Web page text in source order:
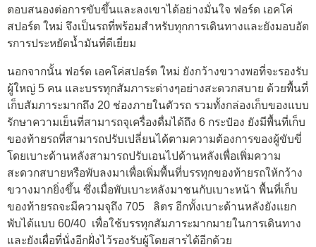
ตอบสนองต่อการขับขึ้นและลงเขาได้อย่างมั่นใจ ฟอร์ด เอคโค่
สปอร์ต ใหม่ จึงเป็นรถที่พร้อมสำหรับทุกการเดินทางและยังมอบอัต
รการประหยัดน้ำมันที่ดีเยี่ยม
นอกจากนั้น ฟอร์ด เอคโค่สปอร์ต ใหม่ ยังกว้างขวางพอที่จะรองรับ
ผู้ใหญ่ 5 คน และบรรทุกสัมภาระต่างๆอย่างสะดวกสบาย ด้วยพื้นที่
เก็บสัมภาระมากถึง 20 ช่องภายในตัวรถ รวมทั้งกล่องเก็บของแบบ
รักษาความเย็นที่สามารถจุเครื่องดื่มได้ถึง 6 กระป๋อง ยังมีพื้นที่เก็บ
ของท้ายรถที่สามารถปรับเปลี่ยนได้ตามความต้องการของผู้ขับขี่
โดยเบาะด้านหลังสามารถปรับเอนไปด้านหลังเพื่อเพิ่มความ
สะดวกสบายหรือพับลงมาเพื่อเพิ่มพื้นที่บรรทุกของท้ายรถให้กว้าง
ขวางมากยิ่งขึ้น ซึ่งเมื่อพับเบาะหลังมาชนกับเบาะหน้า พื้นที่เก็บ
ของท้ายรถจะมีความจุถึง 705 ลิตร อีกทั้งเบาะด้านหลังยังแยก
พับได้แบบ 60/40 เพื่อใช้บรรทุกสัมภาระมากมายในการเดินทาง
และยังเผื่อที่นั่งอีกฝั่งไว้รองรับผู้โดยสารได้อีกด้วย